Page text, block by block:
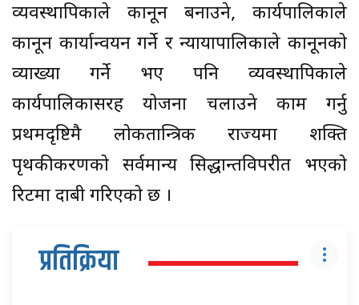
व्यवस्थापिकाले कानून बनाउने, कार्यपालिकाले
कानून कार्यान्वयन गर्ने र न्यायापालिकाले कानूनको
व्याख्या गर्ने भए पनि व्यवस्थापिकाले
कार्यपालिकासरह योजना चलाउने काम गर्नु
प्रथमदृष्टिमै लोकतान्त्रिक राज्यमा शक्ति
पृथकीकरणको सर्वमान्य सिद्धान्तविपरीत भएको
रिटमा दाबी गरिएको छ ।
प्रतिक्रिया